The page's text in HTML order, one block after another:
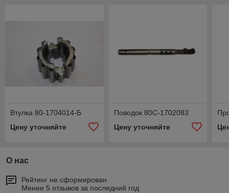
Втулка 80-1704014-Б
Цену уточняйте
Поводок 80С-1702083
Цену уточняйте
О нас
Рейтинг не сформирован
Менее 5 отзывов за последний год